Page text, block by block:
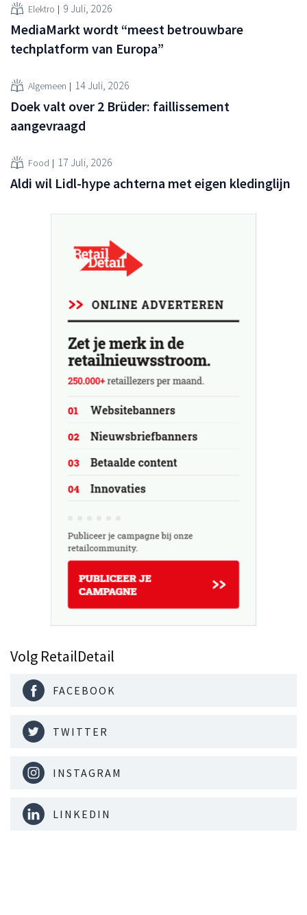
Elektro 9 Juli, 2026
MediaMarkt wordt “meest betrouwbare
techplatform van Europa”
Algemeen 14 Juli, 2026
Doek valt over 2 Brüder: faillissement
aangevraagd
Food 17 Juli, 2026
Aldi wil Lidl-hype achterna met eigen kledinglijn
Volg RetailDetail
FACEBOOK
TWITTER
INSTAGRAM
LINKEDIN